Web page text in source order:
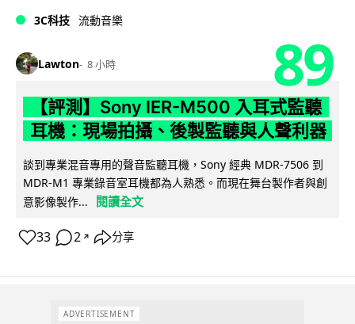
3C科技 流動音樂
Lawton 8 小時 89
【評測】Sony IER-M500 入耳式監聽
耳機：現場拍攝、後製監聽與人聲利器
談到專業混音專用的聲音監聽耳機，Sony 經典 MDR-7506 到
MDR-M1 專業錄音室耳機都為人熟悉。而現在舞台製作者與創
意影像製作...
閱讀全文
33 2 ↗ 分享
ADVERTISEMENT